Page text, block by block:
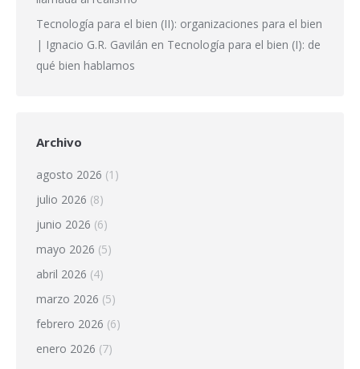
Tecnología para el bien (II): organizaciones para el bien
| Ignacio G.R. Gavilán en Tecnología para el bien (I): de
qué bien hablamos
Archivo
agosto 2026 (1)
julio 2026 (8)
junio 2026 (6)
mayo 2026 (5)
abril 2026 (4)
marzo 2026 (5)
febrero 2026 (6)
enero 2026 (7)